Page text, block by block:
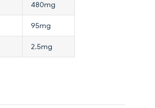
480mg
95mg
2.5mg